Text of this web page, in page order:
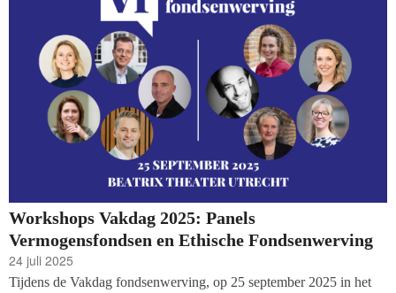
Workshops Vakdag 2025: Panels
Vermogensfondsen en Ethische Fondsenwerving
24 juli 2025
Tijdens de Vakdag fondsenwerving, op 25 september 2025 in het